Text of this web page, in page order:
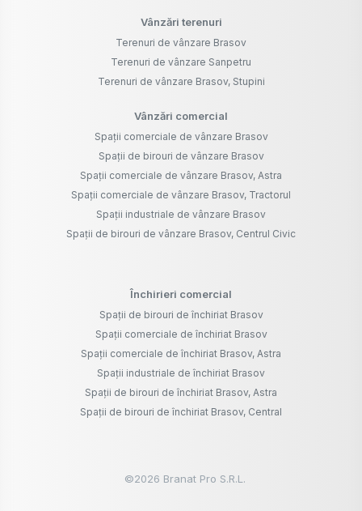
Vânzări terenuri
Terenuri de vânzare Brasov
Terenuri de vânzare Sanpetru
Terenuri de vânzare Brasov, Stupini
Vânzări comercial
Spații comerciale de vânzare Brasov
Spații de birouri de vânzare Brasov
Spații comerciale de vânzare Brasov, Astra
Spații comerciale de vânzare Brasov, Tractorul
Spații industriale de vânzare Brasov
Spații de birouri de vânzare Brasov, Centrul Civic
Închirieri comercial
Spații de birouri de închiriat Brasov
Spații comerciale de închiriat Brasov
Spații comerciale de închiriat Brasov, Astra
Spații industriale de închiriat Brasov
Spații de birouri de închiriat Brasov, Astra
Spații de birouri de închiriat Brasov, Central
©2026 Branat Pro S.R.L.